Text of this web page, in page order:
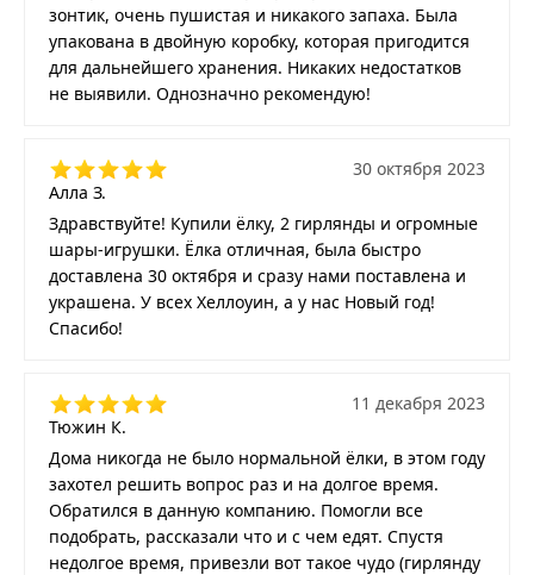
зонтик, очень пушистая и никакого запаха. Была
упакована в двойную коробку, которая пригодится
для дальнейшего хранения. Никаких недостатков
не выявили. Однозначно рекомендую!
Алла З.
30 октября 2023
Здравствуйте! Купили ёлку, 2 гирлянды и огромные
шары-игрушки. Ёлка отличная, была быстро
доставлена 30 октября и сразу нами поставлена и
украшена. У всех Хеллоуин, а у нас Новый год!
Спасибо!
Тюжин К.
11 декабря 2023
Дома никогда не было нормальной ёлки, в этом году
захотел решить вопрос раз и на долгое время.
Обратился в данную компанию. Помогли все
подобрать, рассказали что и с чем едят. Спустя
недолгое время, привезли вот такое чудо (гирлянду